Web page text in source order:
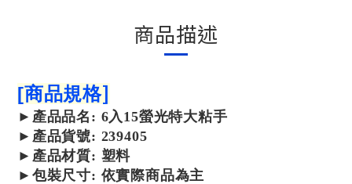
商品描述
[商品規格]
► 產品品名: 6入15螢光特大粘手
► 產品貨號: 239405
► 產品材質: 塑料
►包裝尺寸: 依實際商品為主